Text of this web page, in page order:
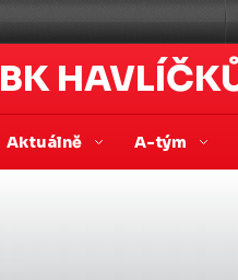
BK
Aktuálně A-tým